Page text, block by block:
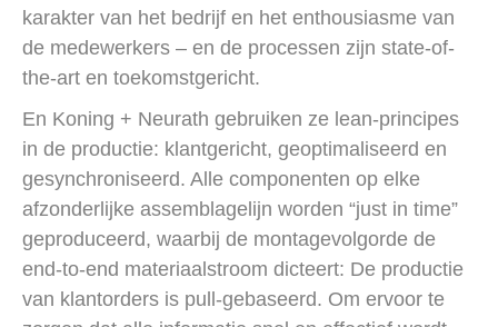
karakter van het bedrijf en het enthousiasme van
de medewerkers – en de processen zijn state-of-
the-art en toekomstgericht.
En Koning + Neurath gebruiken ze lean-principes
in de productie: klantgericht, geoptimaliseerd en
gesynchroniseerd. Alle componenten op elke
afzonderlijke assemblagelijn worden “just in time”
geproduceerd, waarbij de montagevolgorde de
end-to-end materiaalstroom dicteert: De productie
van klantorders is pull-gebaseerd. Om ervoor te